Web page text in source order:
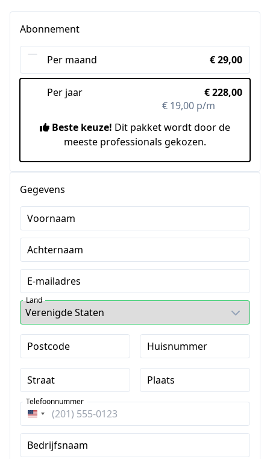
Abonnement
Per maand € 29,00
Per jaar
€ 228,00
€ 19,00 p/m
Beste keuze! Dit pakket wordt door de
meeste professionals gekozen.
Gegevens
Voornaam
Achternaam
E-mailadres
Land
Postcode Huisnummer
Straat Plaats
Verenigde
Staten
+1
Telefoonnummer
Bedrijfsnaam